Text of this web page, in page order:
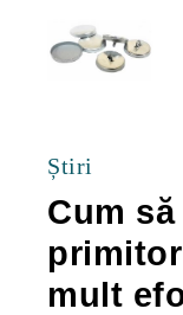
Știri
Cum
mult